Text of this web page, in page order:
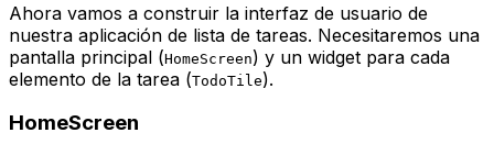
Ahora vamos a construir la interfaz de usuario de
nuestra aplicación de lista de tareas. Necesitaremos una
pantalla principal (HomeScreen) y un widget para cada
elemento de la tarea (TodoTile).
HomeScreen